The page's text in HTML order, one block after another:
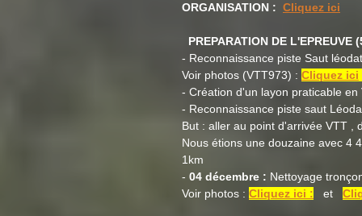
ORGANISATION : Cliquez ici
PREPARATION DE L'EPREUVE
- Reconnaissance piste Saut
Voir photos (VTT973) : Cliquez ici
- Création d'un layon praticable
- Reconnaissance piste saut
But : aller au point d'arrivée VTT ,
Nous étions une douzaine avec 4
1km
- 04 décembre : Nettoyage
Voir photos : Cliquez ici : et